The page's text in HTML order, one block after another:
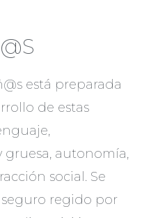
está preparada
de estas
autonomía,
social. Se
regido por